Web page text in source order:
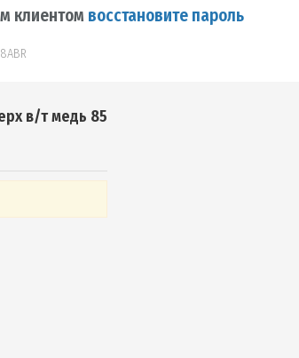
клиентом восстановите пароль
в/т медь 85